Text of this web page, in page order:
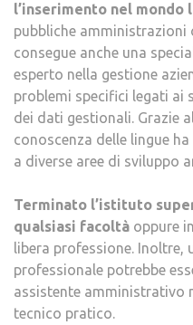
l’inserimento nel mondo
pubbliche amministrazioni
consegue anche una
esperto nella gestione
problemi specifici legati ai
dei dati gestionali. Grazie
conoscenza delle lingue
a diverse aree di sviluppo
Terminato l’istituto
qualsiasi facoltà oppure
libera professione. Inoltre,
professionale potrebbe
assistente amministrativo
tecnico pratico.